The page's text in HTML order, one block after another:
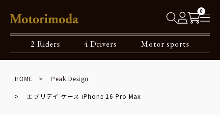
0
2 Riders 4 Drivers Motor sports
HOME Peak Design
エブリデイ ケース iPhone 16 Pro Max